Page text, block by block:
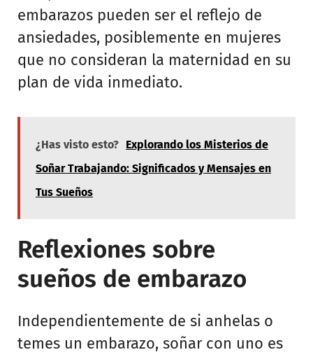
embarazos pueden ser el reflejo de
ansiedades, posiblemente en mujeres
que no consideran la maternidad en su
plan de vida inmediato.
¿Has visto esto? Explorando los Misterios de
Soñar Trabajando: Significados y Mensajes en
Tus Sueños
Reflexiones sobre
sueños de embarazo
Independientemente de si anhelas o
temes un embarazo, soñar con uno es